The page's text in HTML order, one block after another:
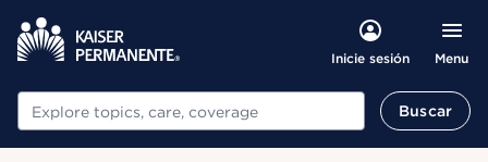
Inicie sesión Menu
Buscar Buscar